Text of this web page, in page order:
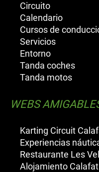
Circuito
Calendario
Cursos de
Servicios
Entorno
Tanda coches
Tanda motos
WEBS
Karting Circuit
Experiencias
Restaurante Les
Alojamiento Calafat